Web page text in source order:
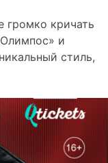
громко кричать
и
стиль,